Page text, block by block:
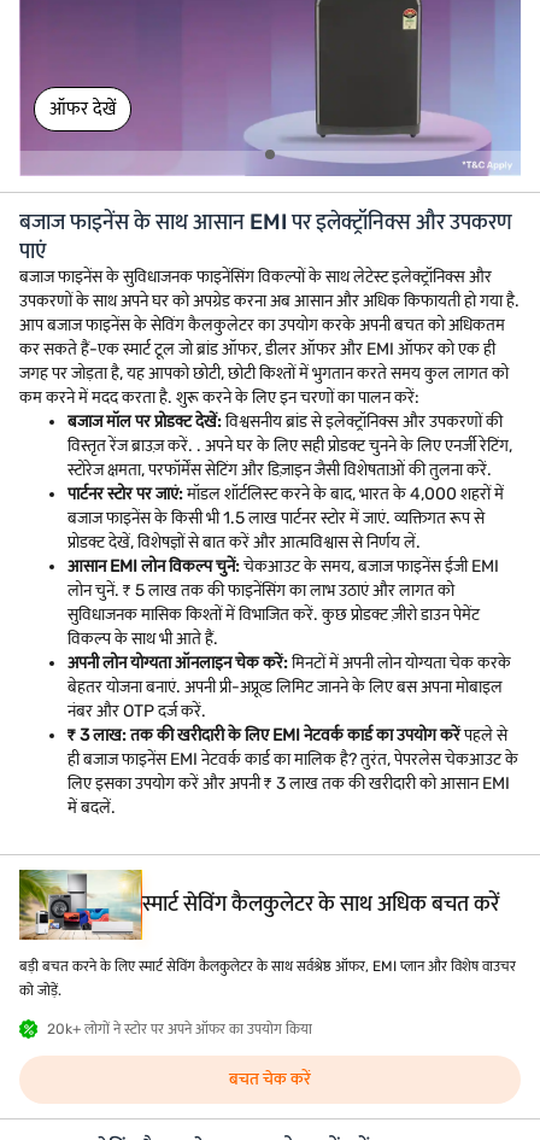
ऑफर देखें
बजाज फाइनेंस के साथ आसान EMI पर इलेक्ट्रॉनिक्स और उपकरण
पाएं
बजाज फाइनेंस के सुविधाजनक फाइनेंसिंग विकल्पों के साथ लेटेस्ट इलेक्ट्रॉनिक्स और
उपकरणों के साथ अपने घर को अपग्रेड करना अब आसान और अधिक किफायती हो गया है.
आप बजाज फाइनेंस के सेविंग कैलकुलेटर का उपयोग करके अपनी बचत को अधिकतम
कर सकते हैं-एक स्मार्ट टूल जो ब्रांड ऑफर, डीलर ऑफर और EMI ऑफर को एक ही
जगह पर जोड़ता है, यह आपको छोटी, छोटी किश्तों में भुगतान करते समय कुल लागत को
कम करने में मदद करता है. शुरू करने के लिए इन चरणों का पालन करें:
बजाज मॉल पर प्रोडक्ट देखें:विश्वसनीय ब्रांड से इलेक्ट्रॉनिक्स और उपकरणों की
विस्तृत रेंज ब्राउज़ करें. . अपने घर के लिए सही प्रोडक्ट चुनने के लिए एनर्जी रेटिंग,
स्टोरेज क्षमता, परफॉर्मेंस सेटिंग और डिज़ाइन जैसी विशेषताओं की तुलना करें.
पार्टनर स्टोर पर जाएं:मॉडल शॉर्टलिस्ट करने के बाद, भारत के 4,000 शहरों में
बजाज फाइनेंस के किसी भी 1.5 लाख पार्टनर स्टोर में जाएं. व्यक्तिगत रूप से
प्रोडक्ट देखें, विशेषज्ञों से बात करें और आत्मविश्वास से निर्णय लें.
आसान EMI लोन विकल्प चुनें:चेकआउट के समय, बजाज फाइनेंस ईजी EMI
लोन चुनें. ₹ 5 लाख तक की फाइनेंसिंग का लाभ उठाएं और लागत को
सुविधाजनक मासिक किश्तों में विभाजित करें. कुछ प्रोडक्ट ज़ीरो डाउन पेमेंट
विकल्प के साथ भी आते हैं.
अपनी लोन योग्यता ऑनलाइन चेक करें:मिनटों में अपनी लोन योग्यता चेक करके
बेहतर योजना बनाएं. अपनी प्री-अप्रूव्ड लिमिट जानने के लिए बस अपना मोबाइल
नंबर और OTP दर्ज करें.
₹ 3 लाख: तक की खरीदारी के लिए EMI नेटवर्क कार्ड का उपयोग करेंपहले से
ही बजाज फाइनेंस EMI नेटवर्क कार्ड का मालिक है? तुरंत, पेपरलेस चेकआउट के
लिए इसका उपयोग करें और अपनी ₹ 3 लाख तक की खरीदारी को आसान EMI
में बदलें.
स्मार्ट सेविंग कैलकुलेटर के साथ अधिक बचत करें
बड़ी बचत करने के लिए स्मार्ट सेविंग कैलकुलेटर के साथ सर्वश्रेष्ठ ऑफर, EMI प्लान और विशेष वाउचर
को जोड़ें.
20k+ लोगों ने स्टोर पर अपने ऑफर का उपयोग किया
बचत चेक करें